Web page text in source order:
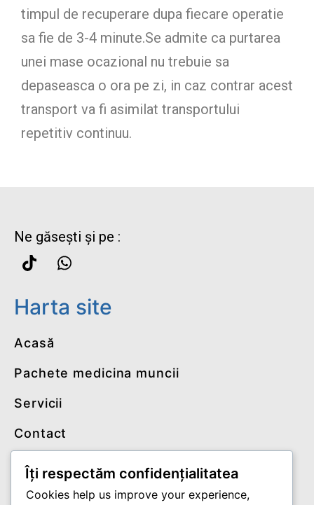
timpul de recuperare dupa fiecare operatie
sa fie de 3-4 minute.Se admite ca purtarea
unei mase ocazional nu trebuie sa
depaseasca o ora pe zi, in caz contrar acest
transport va fi asimilat transportului
repetitiv continuu.
Ne găsești și pe :
Harta site
Acasă
Pachete medicina muncii
Servicii
Contact
Blog
Termeni și condiții
Îți respectăm confidențialitatea
Cookies help us improve your experience,